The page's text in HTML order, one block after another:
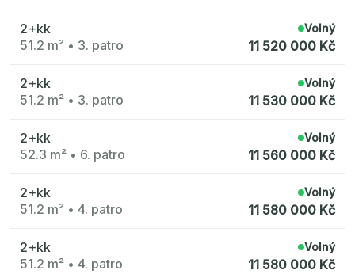
2+kk
51.2 m² • 3. patro
Volný
11 520 000 Kč
2+kk
51.2 m² • 3. patro
Volný
11 530 000 Kč
2+kk
52.3 m² • 6. patro
Volný
11 560 000 Kč
2+kk
51.2 m² • 4. patro
Volný
11 580 000 Kč
2+kk
51.2 m² • 4. patro
Volný
11 580 000 Kč